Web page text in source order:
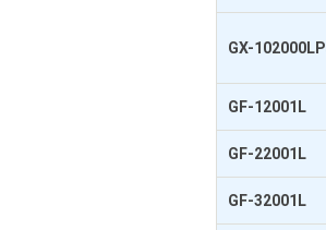
GX-
GF-12001L
GF-22001L
GF-32001L